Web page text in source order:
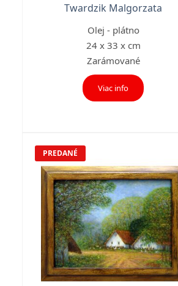
Twardzik Malgorzata
Olej - plátno
24 x 33 x cm
Zarámované
Viac info
PREDANÉ